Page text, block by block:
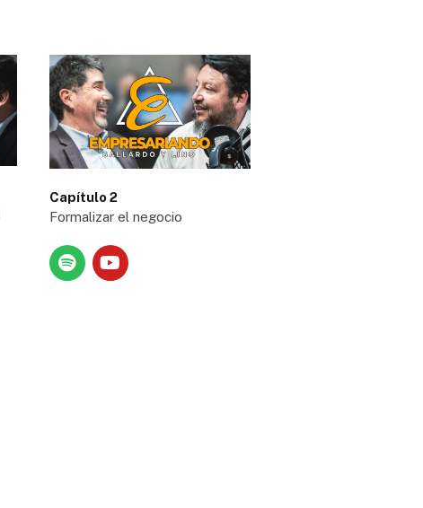
Capítulo 2
Formalizar el negocio